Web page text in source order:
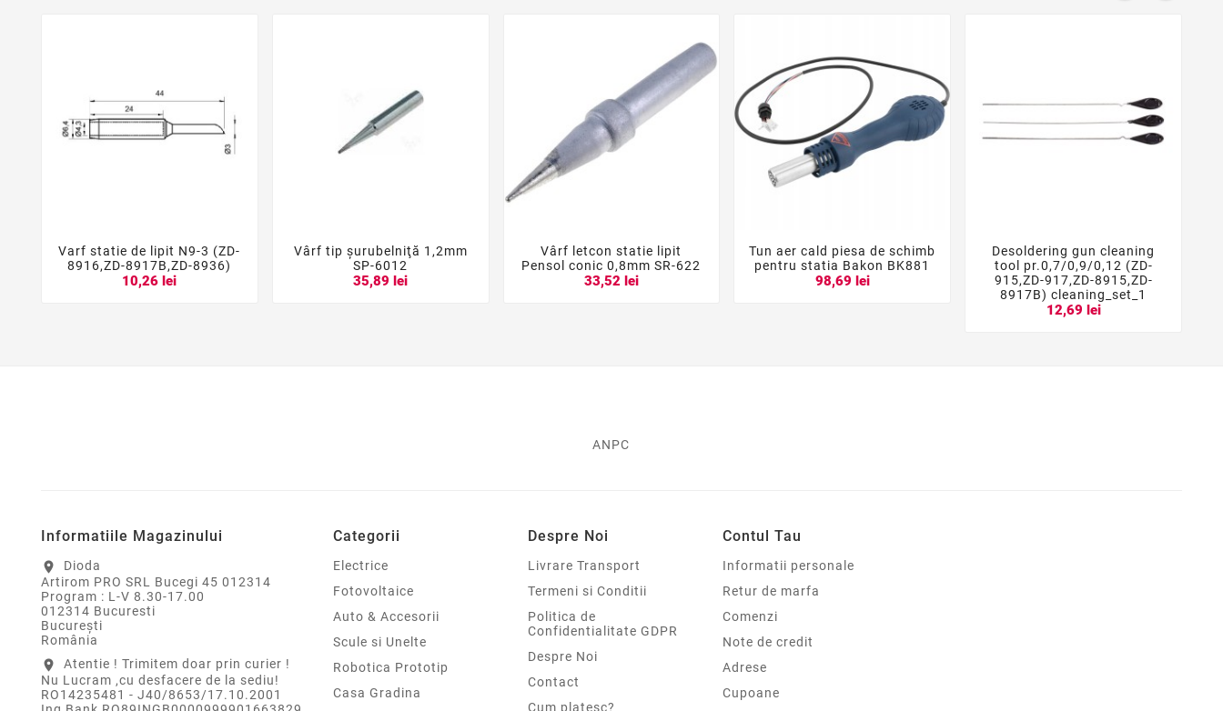
  
Varf statie de lipit N9-3 (ZD-
8916,ZD-8917B,ZD-8936)
10,26 lei
 
Vârf tip şurubelniţă 1,2mm
SP-6012
35,89 lei
  
Vârf letcon statie lipit
Pensol conic 0,8mm SR-622
33,52 lei
  
Tun aer cald piesa de schimb
pentru statia Bakon BK881
98,69 lei
  
Desoldering gun cleaning
tool pr.0,7/0,9/0,12 (ZD-
915,ZD-917,ZD-8915,ZD-
8917B) cleaning_set_1
12,69 lei
ANPC
Informatiile Magazinului
location_on
Dioda
Artirom PRO SRL Bucegi 45 012314
Program : L-V 8.30-17.00
012314 Bucuresti
Bucureşti
România
location_on
Atentie ! Trimitem doar prin curier !
Nu Lucram ,cu desfacere de la sediu!
RO14235481 - J40/8653/17.10.2001
Categorii
Electrice
Fotovoltaice
Auto & Accesorii
Scule si Unelte
Robotica Prototip
Casa Gradina
Despre Noi
Livrare Transport
Termeni si Conditii
Politica de
Confidentialitate GDPR
Despre Noi
Contact
Cum platesc?
Contul Tau
Informatii personale
Retur de marfa
Comenzi
Note de credit
Adrese
Cupoane